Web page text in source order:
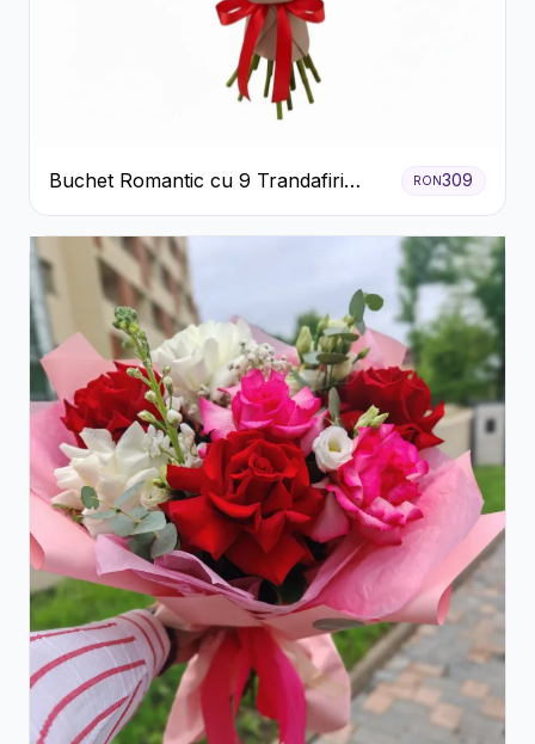
Buchet Romantic cu 9 Trandafiri
Roșii
RON309